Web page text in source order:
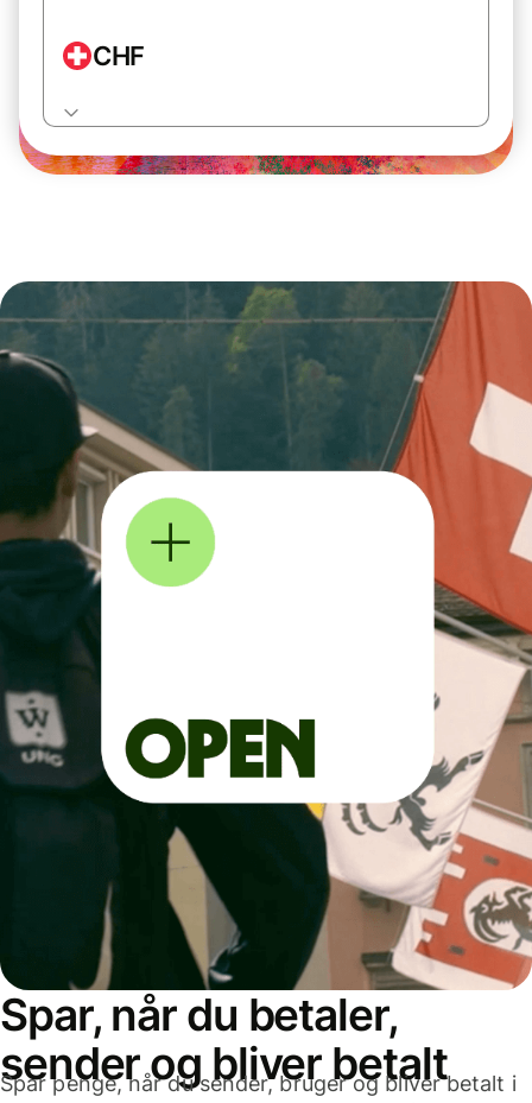
CHF
Spar, når du betaler,
sender og bliver betalt
Spar penge, når du sender, bruger og bliver betalt i